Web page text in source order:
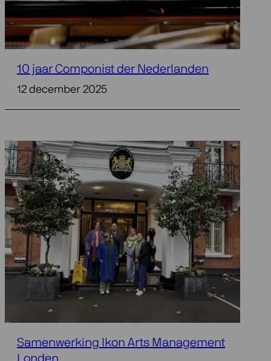
10 jaar Componist der Nederlanden
12 december 2025
Samenwerking Ikon Arts Management
Londen